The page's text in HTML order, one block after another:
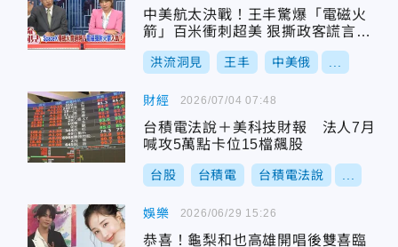
中美航太決戰！王丰驚爆「電磁火
箭」百米衝刺超美 狠撕政客謊言：
美日絕不挺台
洪流洞見 王丰 中美俄
財經
台積電法說＋美科技財報 法人7月
喊攻5萬點卡位15檔飆股
台股 台積電 台積電法說
2026/07/04 07:48
娛樂
恭喜！龜梨和也高雄開唱後雙喜臨
2026/06/29 15:26